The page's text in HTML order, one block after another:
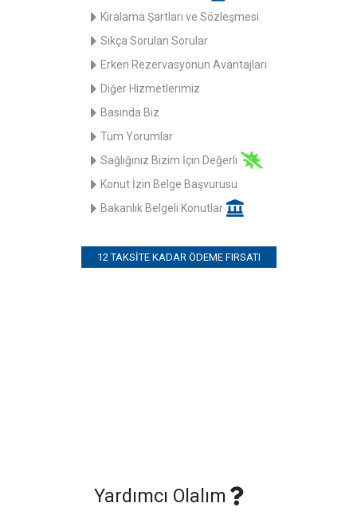
Kiralama Şartları ve Sözleşmesi
Sıkça Sorulan Sorular
Erken Rezervasyonun Avantajları
Diğer Hizmetlerimiz
Basında Biz
Tüm Yorumlar
Sağlığınız Bizim İçin Değerli
Konut İzin Belge Başvurusu
Bakanlık Belgeli Konutlar
12 TAKSITE KADAR ÖDEME FIRSATI
Yardımcı Olalım